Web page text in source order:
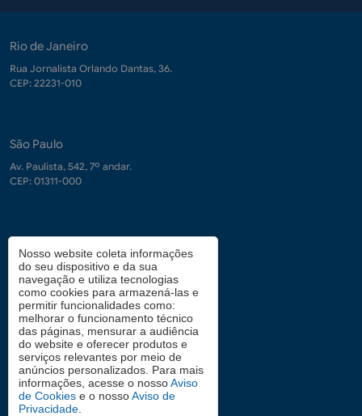
Rio de Janeiro
Rua Jornalista Orlando Dantas, 36.
CEP: 22231-010
São Paulo
Av. Paulista, 542, 7º andar.
CEP: 01311-000
Contrate-nos
demanda.conhecimento@fgv.br
+ 55 (21) 3799-6066
Atendimento aos candidatos
0800 2834628
Nosso website coleta informações
do seu dispositivo e da sua
navegação e utiliza tecnologias
como cookies para armazená-las e
permitir funcionalidades como:
melhorar o funcionamento técnico
das páginas, mensurar a audiência
do website e oferecer produtos e
serviços relevantes por meio de
anúncios personalizados. Para mais
informações, acesse o nossoAviso
de Cookies e o nossoAviso de
Privacidade